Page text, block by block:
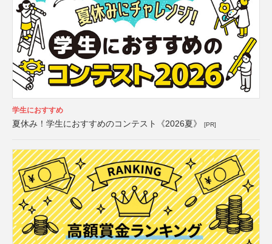
学生におすすめ
夏休み！学生におすすめのコンテスト《2026夏》 [PR]